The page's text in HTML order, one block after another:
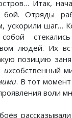
Итак,
Отряды
ускорили шаг…
людей. Их
позицию
ихсобственный
. В тот
воли